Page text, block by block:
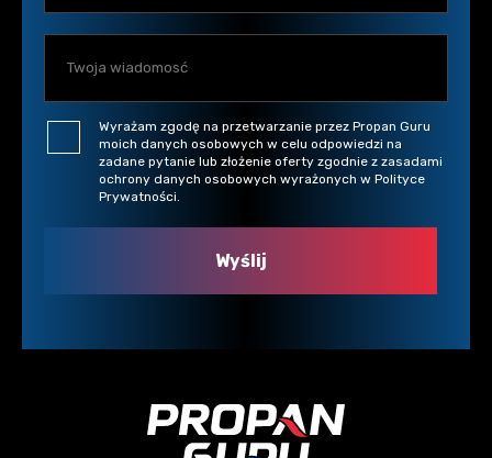
Wyrażam zgodę na przetwarzanie przez Propan Guru
moich danych osobowych w celu odpowiedzi na
zadane pytanie lub złożenie oferty zgodnie z zasadami
ochrony danych osobowych wyrażonych w Polityce
Prywatności.